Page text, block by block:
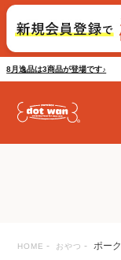
8月逸品は3商品が登場です♪
HOME おやつ ポーク